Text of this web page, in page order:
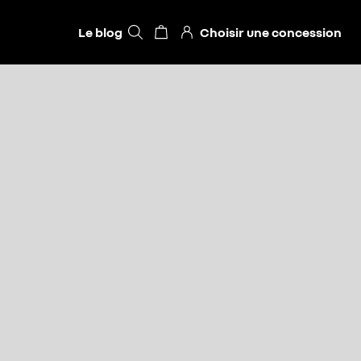
Le blog Choisir une concession